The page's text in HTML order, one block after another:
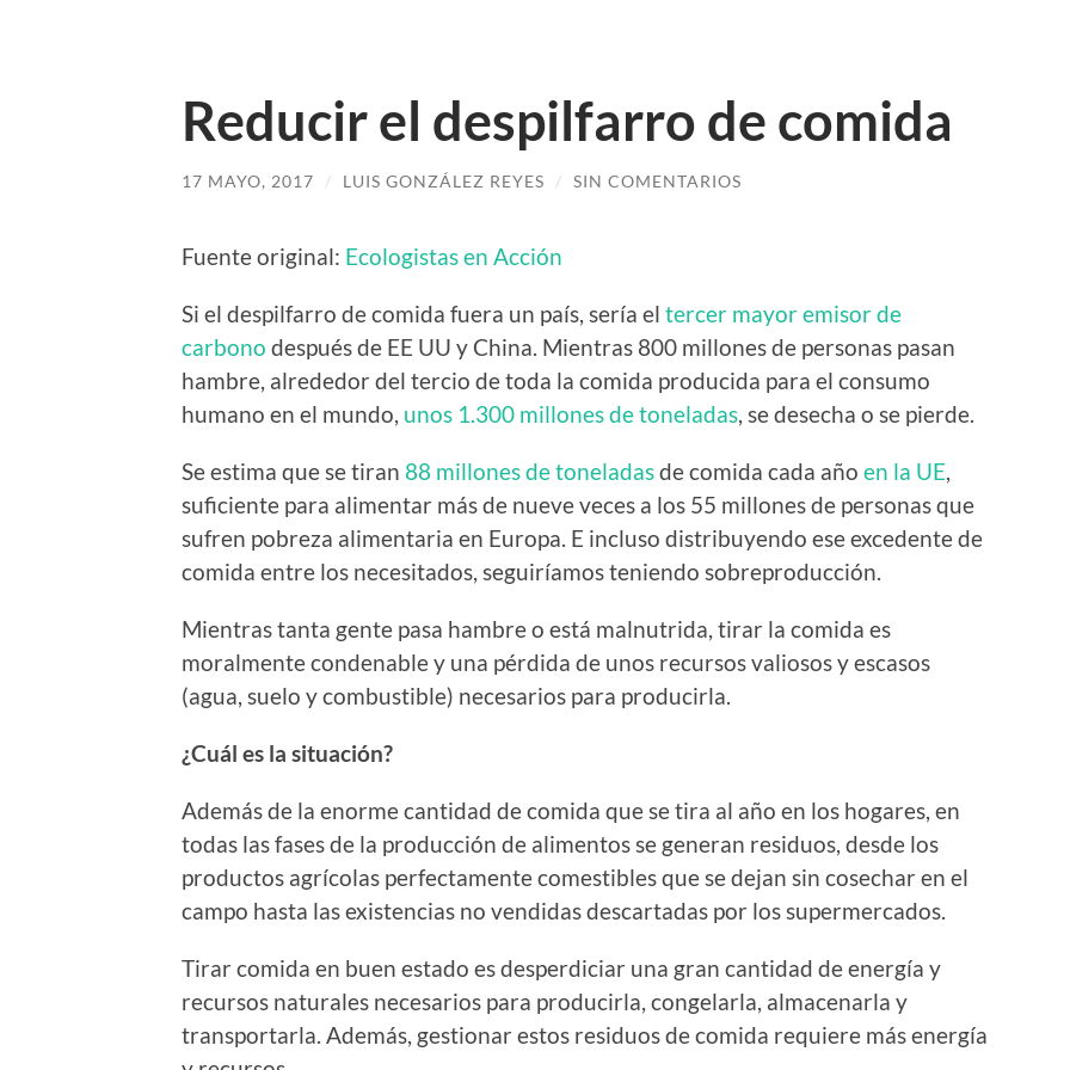
Reducir el despilfarro de comida
17 MAYO, 2017 / LUIS GONZÁLEZ REYES / SIN COMENTARIOS
Fuente original: Ecologistas en Acción
Si el despilfarro de comida fuera un país, sería el tercer mayor emisor de
carbono después de EE UU y China. Mientras 800 millones de personas pasan
hambre, alrededor del tercio de toda la comida producida para el consumo
humano en el mundo, unos 1.300 millones de toneladas , se desecha o se pierde.
Se estima que se tiran 88 millones de toneladasde comida cada año en la UE
suficiente para alimentar más de nueve veces a los 55 millones de personas que
sufren pobreza alimentaria en Europa. E incluso distribuyendo ese excedente de
comida entre los necesitados, seguiríamos teniendo sobreproducción.
Mientras tanta gente pasa hambre o está malnutrida, tirar la comida es
moralmente condenable y una pérdida de unos recursos valiosos y escasos
(agua, suelo y combustible) necesarios para producirla.
¿Cuál es la situación?
Además de la enorme cantidad de comida que se tira al año en los hogares, en
todas las fases de la producción de alimentos se generan residuos, desde los
productos agrícolas perfectamente comestibles que se dejan sin cosechar en el
campo hasta las existencias no vendidas descartadas por los supermercados.
Tirar comida en buen estado es desperdiciar una gran cantidad de energía y
recursos naturales necesarios para producirla, congelarla, almacenarla y
transportarla. Además, gestionar estos residuos de comida requiere más energía